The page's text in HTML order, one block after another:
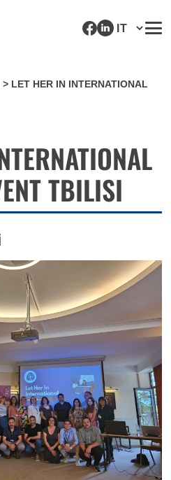
> LET HER IN INTERNATIONAL
TBILISI